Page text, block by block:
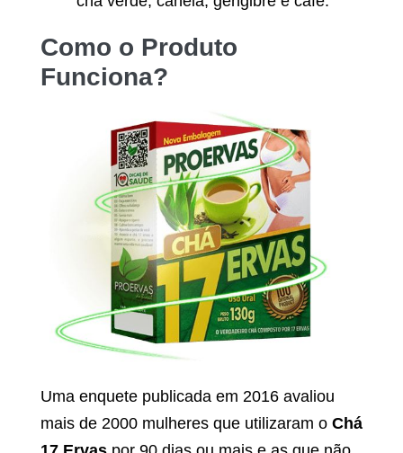
Como o Produto
Funciona?
Uma enquete publicada em 2016 avaliou
mais de 2000 mulheres que utilizaram o Chá